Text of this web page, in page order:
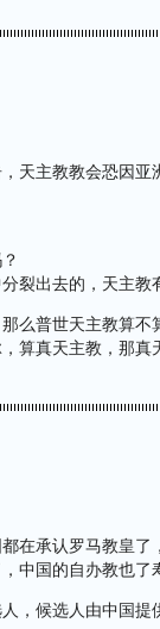
天主教教会恐因亚
裂出去的，天主教
么普世天主教算
算真天主教，那
在承认罗马教皇
中国的自办教也
，候选人由中国